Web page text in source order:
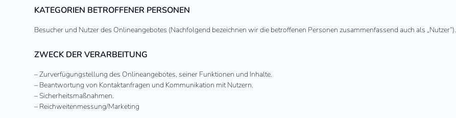
KATEGORIEN BETROFFENER PERSONEN
Besucher und Nutzer des Onlineangebotes (Nachfolgend bezeichnen wir die betroffenen Personen zusammenfassend auch als „Nutzer“).
ZWECK DER VERARBEITUNG
– Zurverfügungstellung des Onlineangebotes, seiner Funktionen und Inhalte.
– Beantwortung von Kontaktanfragen und Kommunikation mit Nutzern.
– Sicherheitsmaßnahmen.
– Reichweitenmessung/Marketing